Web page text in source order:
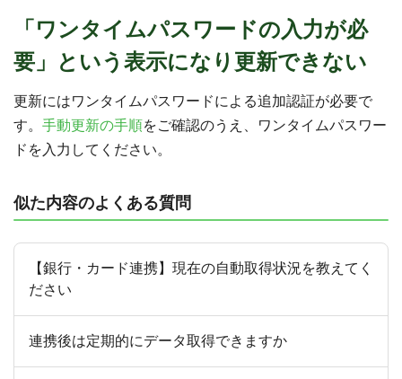
「ワンタイムパスワードの入力が必
要」という表示になり更新できない
更新にはワンタイムパスワードによる追加認証が必要で
す。 手動更新の手順をご確認のうえ、ワンタイムパスワー
ドを入力してください。
似た内容のよくある質問
【銀行・カード連携】現在の自動取得状況を教えてく
ださい
連携後は定期的にデータ取得できますか